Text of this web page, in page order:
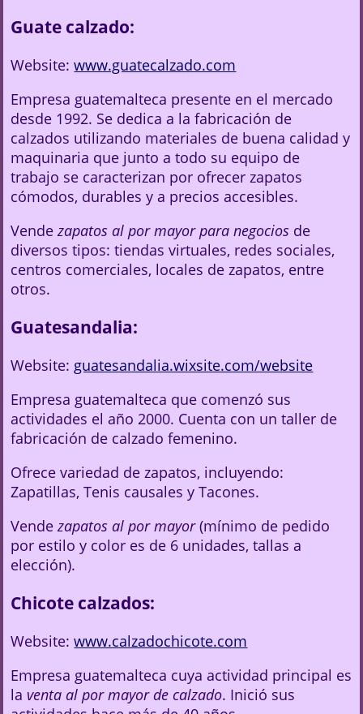
Guate calzado:
Website:www.guatecalzado.com
Empresa guatemalteca presente en el mercado
desde 1992. Se dedica a la fabricación de
calzados utilizando materiales de buena calidad y
maquinaria que junto a todo su equipo de
trabajo se caracterizan por ofrecer zapatos
cómodos, durables y a precios accesibles.
Vendezapatos al por mayor para negocios de
diversos tipos: tiendas virtuales, redes sociales,
centros comerciales, locales de zapatos, entre
otros.
Guatesandalia:
Website: guatesandalia.wixsite.com/website
Empresa guatemalteca que comenzó sus
actividades el año 2000. Cuenta con un taller de
fabricación de calzado femenino.
Ofrece variedad de zapatos, incluyendo:
Zapatillas, Tenis causales y Tacones.
Vendezapatos al por mayor(mínimo de pedido
por estilo y color es de 6 unidades, tallas a
elección).
Chicote calzados:
Website:www.calzadochicote.com
Empresa guatemalteca cuya actividad principal es
la venta al por mayor de calzado. Inició sus